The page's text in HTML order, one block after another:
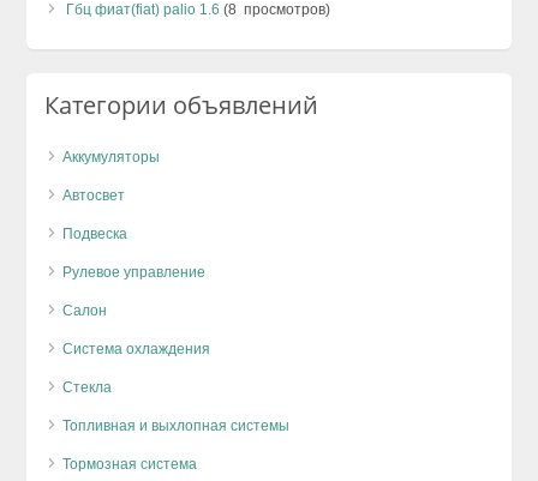
Гбц фиат(fiat) palio 1.6 (8 просмотров)
Категории объявлений
Аккумуляторы
Автосвет
Подвеска
Рулевое управление
Салон
Система охлаждения
Стекла
Топливная и выхлопная системы
Тормозная система